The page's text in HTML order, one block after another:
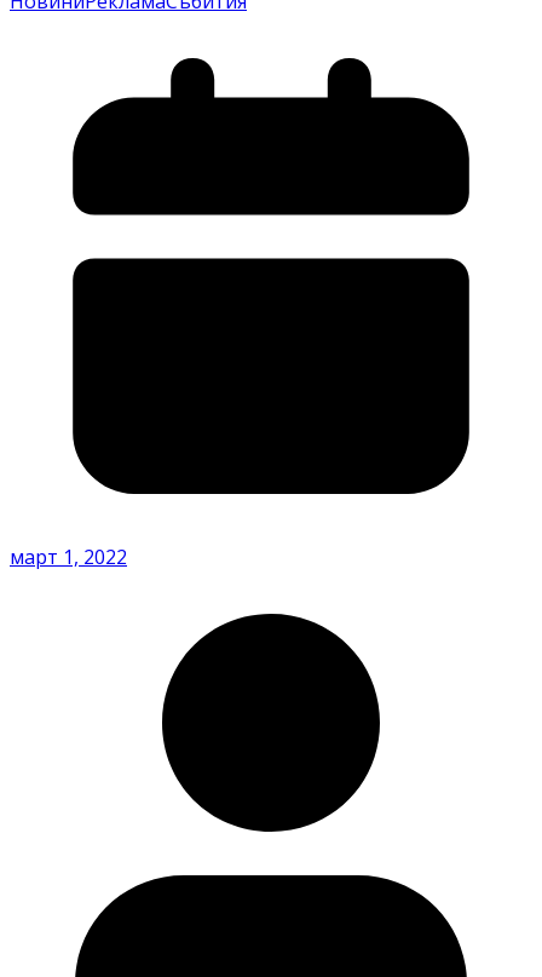
март 1, 2022